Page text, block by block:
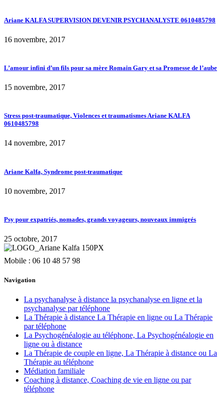
Ariane KALFA SUPERVISION DEVENIR PSYCHANALYSTE 0610485798
16 novembre, 2017
L’amour infini d’un fils pour sa mère Romain Gary et sa Promesse de l’aube
15 novembre, 2017
Stress post-traumatique, Violences et traumatismes Ariane KALFA
0610485798
14 novembre, 2017
Ariane Kalfa, Syndrome post-traumatique
10 novembre, 2017
Psy pour expatriés, nomades, grands voyageurs, nouveaux immigrés
25 octobre, 2017
Mobile : 06 10 48 57 98
Navigation
La psychanalyse à distance la psychanalyse en ligne et la
psychanalyse par téléphone
La Thérapie à distance La Thérapie en ligne ou La Thérapie
par téléphone
La Psychogénéalogie au téléphone, La Psychogénéalogie en
ligne ou à distance
La Thérapie de couple en ligne, La Thérapie à distance ou La
Thérapie au téléphone
Médiation familiale
Coaching à distance, Coaching de vie en ligne ou par
téléphone